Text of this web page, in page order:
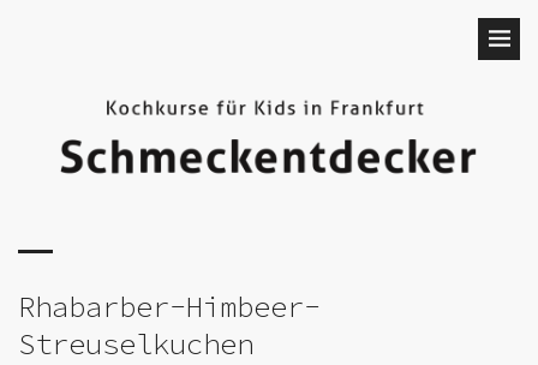
Rhabarber-Himbeer-
Streuselkuchen